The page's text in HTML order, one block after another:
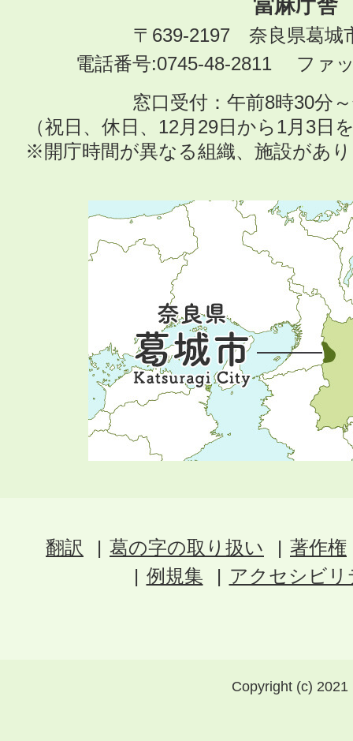
當麻庁舎
〒639-2197 奈良県葛城
電話番号:0745-48-2811 ファ
窓口受付：午前8時30分
（祝日、休日、12月29日から1月3日
※開庁時間が異なる組織、施設があ
翻訳 葛の字の取り扱い
著作権
例規集
アクセシビ
Copyright (c)